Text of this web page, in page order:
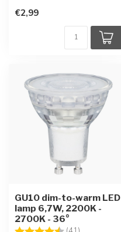
€2,99
GU10 dim-to-warm LED
lamp 6,7W, 2200K -
2700K - 36°